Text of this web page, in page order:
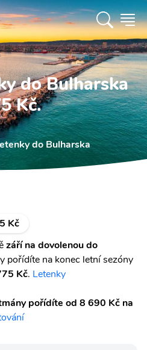
do Bulharska
Kč.
do Bulharska
Kč
září na dovolenou do
pořídíte na konec letní sezóny
Kč. Letenky
pořídíte od 8 690 Kč na